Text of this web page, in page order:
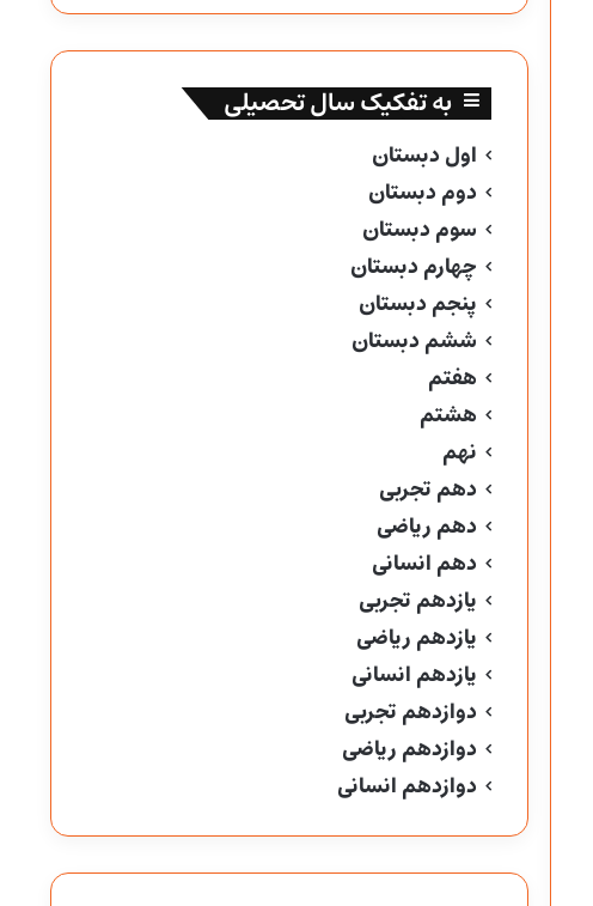
به تفکیک سال تحصیلی
اول دبستان
دوم دبستان
سوم دبستان
چهارم دبستان
پنجم دبستان
ششم دبستان
هفتم
هشتم
نهم
دهم تجربی
دهم ریاضی
دهم انسانی
یازدهم تجربی
یازدهم ریاضی
یازدهم انسانی
دوازدهم تجربی
دوازدهم ریاضی
دوازدهم انسانی